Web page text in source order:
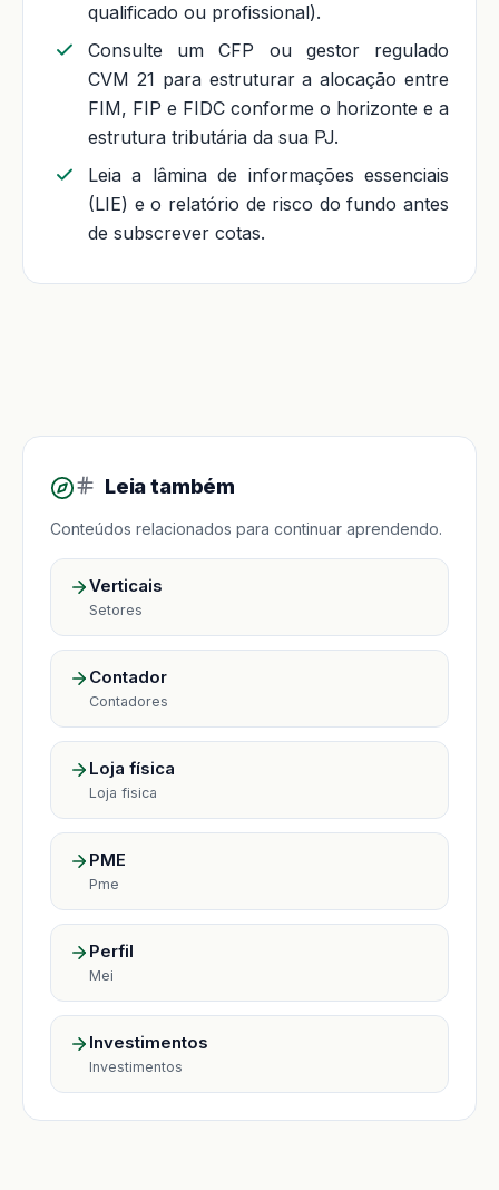
qualificado ou profissional).
Consulte um CFP ou gestor regulado
CVM 21 para estruturar a alocação entre
FIM, FIP e FIDC conforme o horizonte e a
estrutura tributária da sua PJ.
Leia a lâmina de informações essenciais
(LIE) e o relatório de risco do fundo antes
de subscrever cotas.
Leia também
Conteúdos relacionados para continuar aprendendo.
Verticais
Setores
Contador
Contadores
Loja física
Loja fisica
PME
Pme
Perfil
Mei
Investimentos
Investimentos